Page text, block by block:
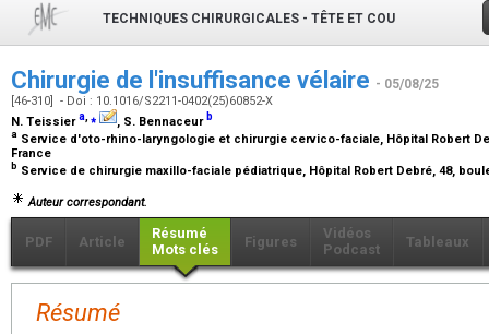
TECHNIQUES CHIRURGICALES - TÊTE ET COU
Chirurgie de l'insuffisance vélaire - 05/08/25
[46-310] - Doi : 10.1016/S2211-0402(25)60852-X
N. Teissiera,⁎ , S. Bennaceur b
a Service d'oto-rhino-laryngologie et chirurgie cervico-faciale, Hôpital Robert
France
b Service de chirurgie maxillo-faciale pédiatrique, Hôpital Robert Debré, 48,
Auteur correspondant.
PDF Article
Résumé
Mots clés
Figures
Vidéos
Podcast
Tableaux
Résumé